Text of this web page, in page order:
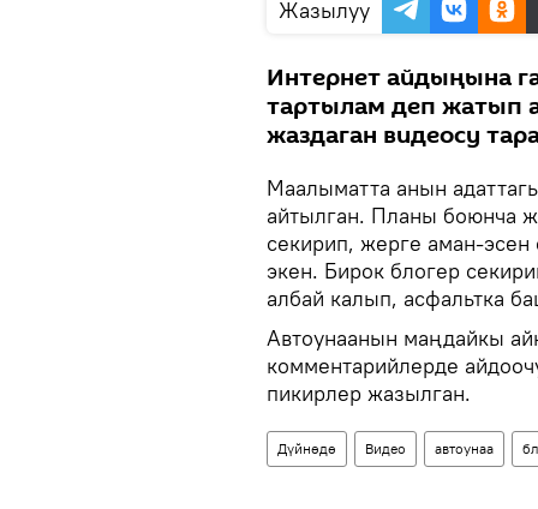
Жазылуу
Интернет айдыңына
тартылам деп жатып
жаздаган видеосу
Маалыматта анын
айтылган. Планы боюнча
секирип, жерге аман-эсен
экен. Бирок блогер
албай калып, асфальтка
Автоунаанын маңдайкы
комментарийлерде
пикирлер жазылган.
Дүйнөдө Видео автоунаа